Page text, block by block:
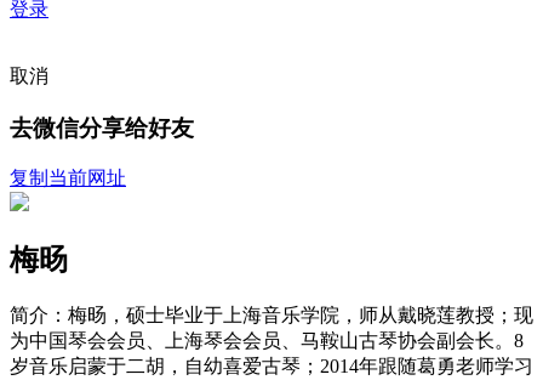
登录
取消
去微信分享给好友
复制当前网址
梅旸
简介：梅旸，硕士毕业于上海音乐学院，师从戴晓莲教授；现
为中国琴会会员、上海琴会会员、马鞍山古琴协会副会长。8
岁音乐启蒙于二胡，自幼喜爱古琴；2014年跟随葛勇老师学习